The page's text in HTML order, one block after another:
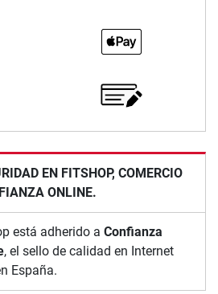
EN FITSHOP, COMERCIO
ONLINE.
está adherido a Confianza
, el sello de calidad en Internet
España.